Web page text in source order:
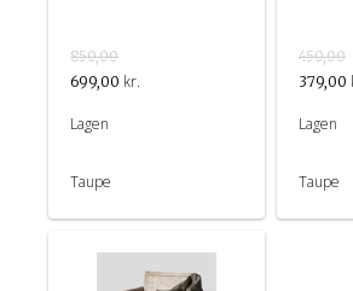
850,00
699,00 kr.
Lagen
Taupe
450,00
379,00
Lagen
Taupe